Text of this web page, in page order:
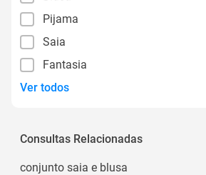
Pijama
Saia
Fantasia
Ver todos
Consultas Relacionadas
conjunto saia e blusa